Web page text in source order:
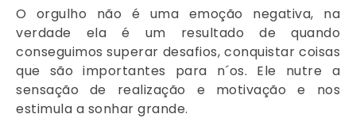
O orgulho não é uma emoção negativa, na
verdade ela é um resultado de quando
conseguimos superar desafios, conquistar coisas
que são importantes para n´os. Ele nutre a
sensação de realização e motivação e nos
estimula a sonhar grande.